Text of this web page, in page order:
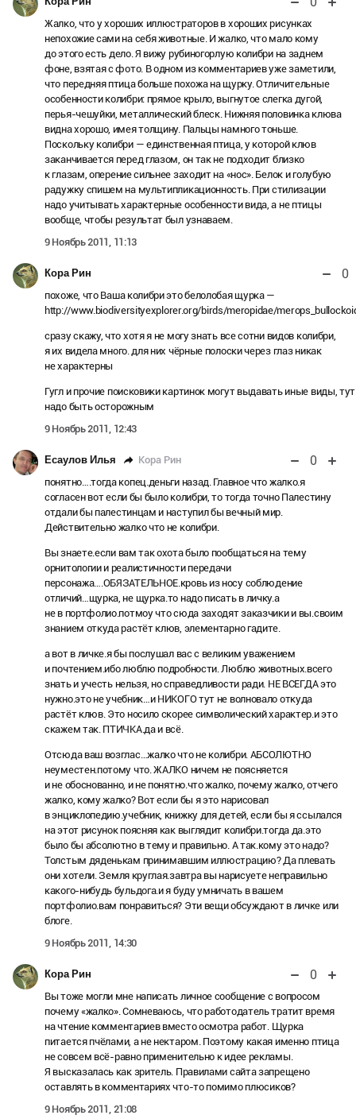
Жалко, что у хороших иллюстраторов в хороших рисунках
непохожие сами на себя животные. И жалко, что мало кому
до этого есть дело. Я вижу рубиногорлую колибри на заднем
фоне, взятая с фото. В одном из комментариев уже заметили,
что передняя птица больше похожа на щурку. Отличительные
особенности колибри: прямое крыло, выгнутое слегка дугой,
перья-чешуйки, металлический блеск. Нижняя половинка клюва
видна хорошо, имея толщину. Пальцы намного тоньше.
Поскольку колибри — единственная птица, у которой клюв
заканчивается перед глазом, он так не подходит близко
к глазам, оперение сильнее заходит на «нос». Белок и голубую
радужку спишем на мультипликационность. При стилизации
надо учитывать характерные особенности вида, а не птицы
вообще, чтобы результат был узнаваем.
9 Ноябрь 2011, 11:13
Кора Рин 0
похоже, что Ваша колибри это белолобая щурка —
http://www.biodiversityexplorer.org/birds/meropidae/
сразу скажу, что хотя я не могу знать все сотни видов колибри,
я их видела много. для них чёрные полоски через глаз никак
не характерны
Гугл и прочие поисковики картинок могут выдавать иные виды, тут
надо быть осторожным
9 Ноябрь 2011, 12:43
Есаулов Илья Кора Рин 0
понятно….тогда копец.деньги назад. Главное что жалко.я
согласен вот если бы было колибри, то тогда точно Палестину
отдали бы палестинцам и наступил бы вечный мир.
Действительно жалко что не колибри.
Вы знаете.если вам так охота было пообщаться на тему
орнитологии и реалистичности передачи
персонажа….ОБЯЗАТЕЛЬНОЕ.кровь из носу соблюдение
отличий…щурка, не щурка.то надо писать в личку.а
не в портфолио.потмоу что сюда заходят заказчики и вы.своим
знанием откуда растёт клюв, элементарно гадите.
а вот в личке.я бы послушал вас с великим уважением
и почтением.ибо люблю подробности. Люблю животных.всего
знать и учесть нельзя, но справедливости ради. НЕ ВСЕГДА это
нужно.это не учебник…и НИКОГО тут не волновало откуда
растёт клюв. Это носило скорее символический характер.и это
скажем так. ПТИЧКА.да и всё.
Отсюда ваш возглас…жалко что не колибри. АБСОЛЮТНО
неуместен.потому что. ЖАЛКО ничем не поясняется
и не обоснованно, и не понятно.что жалко, почему жалко, отчего
жалко, кому жалко? Вот если бы я это нарисовал
в энциклопедию.учебник, книжку для детей, если бы я ссылался
на этот рисунок поясняя как выглядит колибри.тогда да.это
было бы абсолютно в тему и правильно. А так.кому это надо?
Толстым дяденькам принимавшим иллюстрацию? Да плевать
они хотели. Земля круглая.завтра вы нарисуете неправильно
какого-нибудь бульдога.и я буду умничать в вашем
портфолио.вам понравиться? Эти вещи обсуждают в личке или
блоге.
9 Ноябрь 2011, 14:30
Кора Рин 0
Вы тоже могли мне написать личное сообщение с вопросом
почему «жалко». Сомневаюсь, что работодатель тратит время
на чтение комментариев вместо осмотра работ. Щурка
питается пчёлами, а не нектаром. Поэтому какая именно птица
не совсем всё-равно применительно к идее рекламы.
Я высказалась как зритель. Правилами сайта запрещено
оставлять в комментариях что-то помимо плюсиков?
9 Ноябрь 2011, 21:08